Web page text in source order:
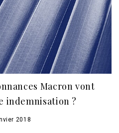
Macron vont
indemnisation ?
2018